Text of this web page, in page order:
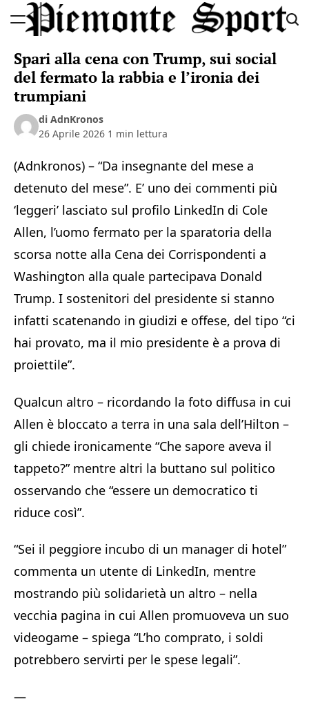
to
Sport
Spari alla cena con Trump, sui social
del fermato la rabbia e l’ironia dei
trumpiani
di AdnKronos
26 Aprile 2026 1 min lettura
(Adnkronos) – “Da insegnante del mese a
detenuto del mese”. E’ uno dei commenti più
‘leggeri’ lasciato sul profilo LinkedIn di Cole
Allen, l’uomo fermato per la sparatoria della
scorsa notte alla Cena dei Corrispondenti a
Washington alla quale partecipava Donald
Trump. I sostenitori del presidente si stanno
infatti scatenando in giudizi e offese, del tipo “ci
hai provato, ma il mio presidente è a prova di
proiettile”.
Qualcun altro – ricordando la foto diffusa in cui
Allen è bloccato a terra in una sala dell’Hilton –
gli chiede ironicamente “Che sapore aveva il
tappeto?” mentre altri la buttano sul politico
osservando che “essere un democratico ti
riduce così”.
“Sei il peggiore incubo di un manager di hotel”
commenta un utente di LinkedIn, mentre
mostrando più solidarietà un altro – nella
vecchia pagina in cui Allen promuoveva un suo
videogame – spiega “L’ho comprato, i soldi
potrebbero servirti per le spese legali”.
—